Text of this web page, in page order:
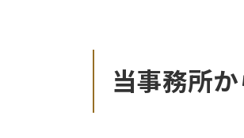
当事務所